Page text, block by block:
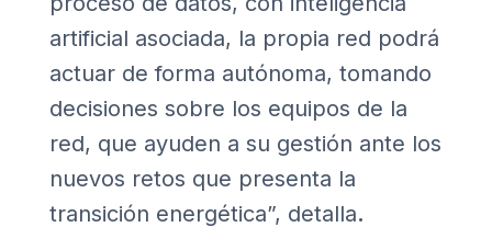
artificial asociada, la propia red podrá
actuar de forma autónoma, tomando
decisiones sobre los equipos de la
red, que ayuden a su gestión ante los
nuevos retos que presenta la
transición energética”, detalla.